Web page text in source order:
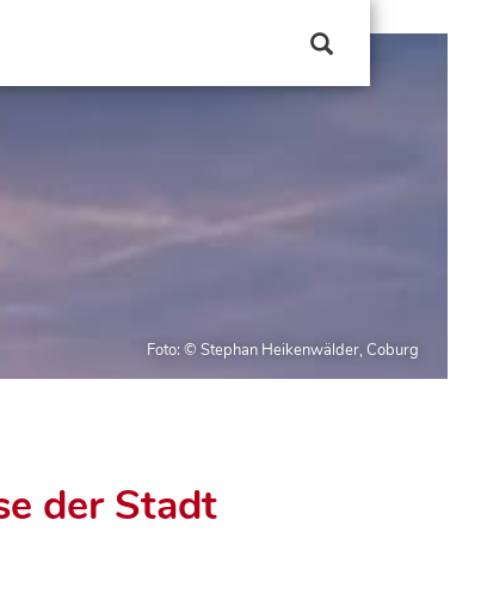
der Stadt